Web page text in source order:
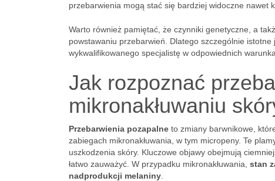
przebarwienia mogą stać się bardziej widoczne nawet
Warto również pamiętać, że czynniki genetyczne, a
powstawaniu przebarwień. Dlatego szczególnie
wykwalifikowanego specjalistę w odpowiednich
Jak rozpoznać
mikronakłuwaniu
Przebarwienia pozapalne to zmiany barwnikowe,
zabiegach mikronakłuwania, w tym micropeny. Te
uszkodzenia skóry. Kluczowe objawy obejmują
łatwo zauważyć. W przypadku mikronakłuwania, stan
nadprodukcji melaniny